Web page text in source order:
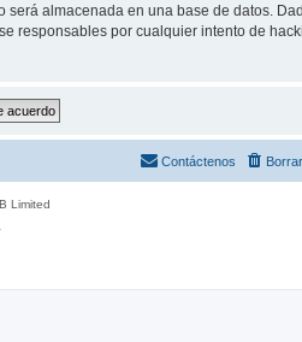
almacenada en una base de datos.
responsables por cualquier intento de
Contáctenos
Limited